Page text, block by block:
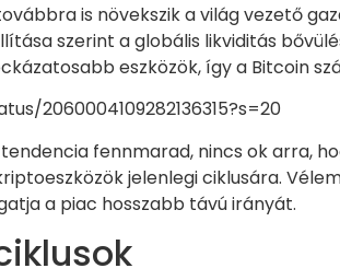
is növekszik a világ vezető
szerint a globális likviditás
eszközök, így a Bitcoin
2060004109282136315?s=20
fennmarad, nincs ok arra,
jelenlegi ciklusára.
a piac hosszabb távú irányát.